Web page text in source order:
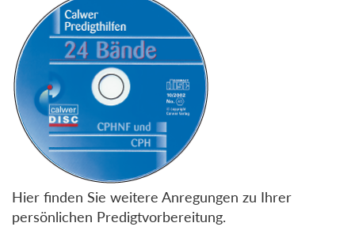
Hier finden Sie weitere Anregungen zu Ihrer
persönlichen Predigtvorbereitung.